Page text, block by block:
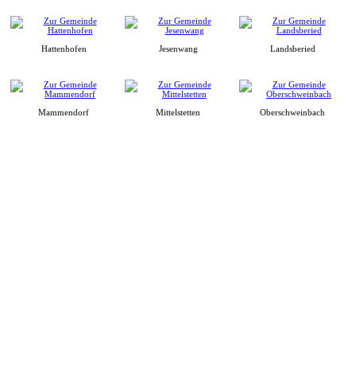
Hattenhofen Jesenwang Landsberied
Mammendorf Mittelstetten Oberschweinbach